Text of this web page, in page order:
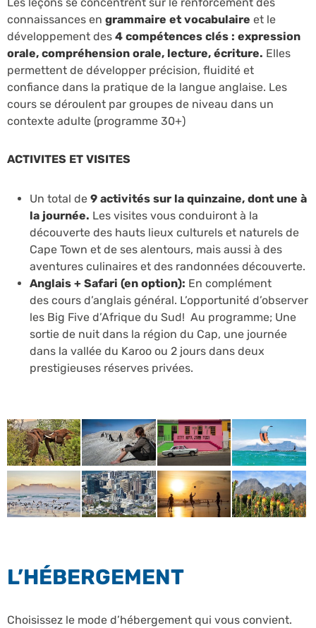
connaissances en grammaire et vocabulaire et le
développement des 4 compétences clés : expression
orale, compréhension orale, lecture, écriture. Elles
permettent de développer précision, fluidité et
confiance dans la pratique de la langue anglaise. Les
cours se déroulent par groupes de niveau dans un
contexte adulte (programme 30+)
ACTIVITES ET VISITES
Un total de 9 activités sur la quinzaine, dont une à
la journée. Les visites vous conduiront à la
découverte des hauts lieux culturels et naturels de
Cape Town et de ses alentours, mais aussi à des
aventures culinaires et des randonnées découverte.
Anglais + Safari (en option): En complément
des cours d’anglais général. L’opportunité d’observer
les Big Five d’Afrique du Sud! Au programme; Une
sortie de nuit dans la région du Cap, une journée
dans la vallée du Karoo ou 2 jours dans deux
prestigieuses réserves privées.
L’HÉBERGEMENT
Choisissez le mode d’hébergement qui vous convient.